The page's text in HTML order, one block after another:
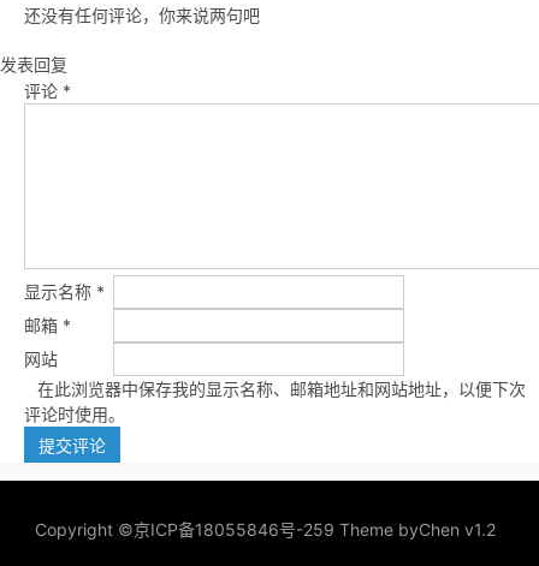
还没有任何评论，你来说两句吧
发表回复
评论 *
显示名称 *
邮箱 *
网站
在此浏览器中保存我的显示名称、邮箱地址和网站地址，以便下次
评论时使用。
Copyright ©京ICP备18055846号-259 Theme byChen v1.2